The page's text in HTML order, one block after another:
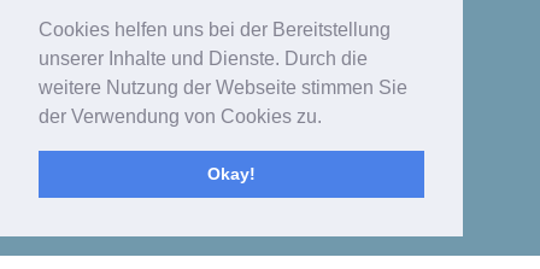
Cookies helfen uns bei der Bereitstellung
unserer Inhalte und Dienste. Durch die
weitere Nutzung der Webseite stimmen Sie
der Verwendung von Cookies zu.
Okay!